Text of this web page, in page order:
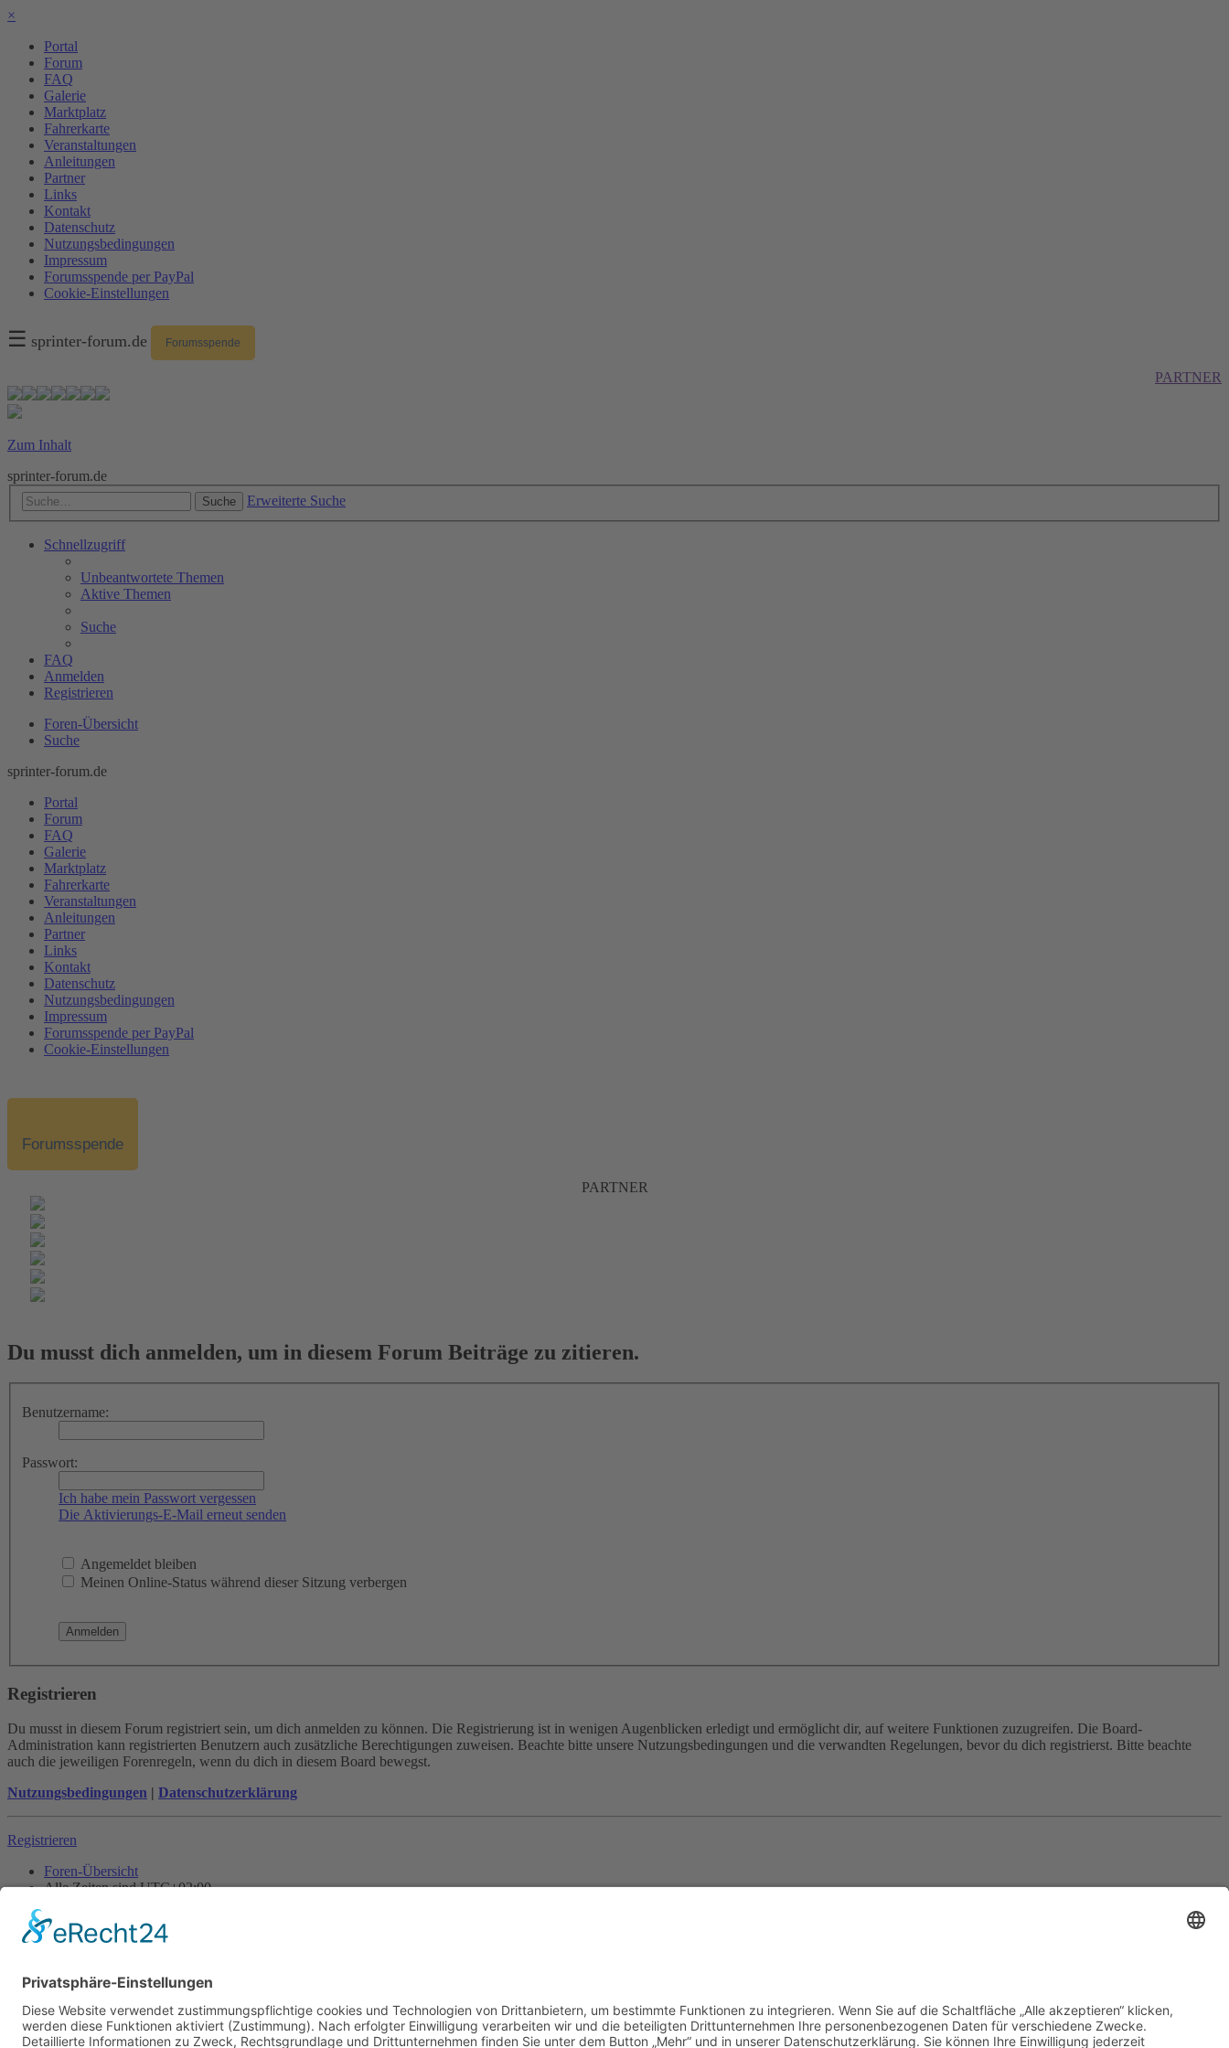
×
Portal
Forum
FAQ
Galerie
Marktplatz
Fahrerkarte
Veranstaltungen
Anleitungen
Partner
Links
Kontakt
Datenschutz
Nutzungsbedingungen
Impressum
Forumsspende per PayPal
Cookie-Einstellungen
☰ sprinter-forum.de Forumsspende
PARTNER
Zum Inhalt
sprinter-forum.de
Suche Erweiterte Suche
Schnellzugriff
Unbeantwortete Themen
Aktive Themen
Suche
FAQ
Anmelden
Registrieren
Foren-Übersicht
Suche
sprinter-forum.de
Portal
Forum
FAQ
Galerie
Marktplatz
Fahrerkarte
Veranstaltungen
Anleitungen
Partner
Links
Kontakt
Datenschutz
Nutzungsbedingungen
Impressum
Forumsspende per PayPal
Cookie-Einstellungen
Forumsspende
PARTNER
Du musst dich anmelden, um in diesem Forum Beiträge zu zitieren.
Benutzername:
Passwort:
Ich habe mein Passwort vergessen
Die Aktivierungs-E-Mail erneut senden
Angemeldet bleiben
Meinen Online-Status während dieser Sitzung verbergen
Registrieren
Du musst in diesem Forum registriert sein, um dich anmelden zu können. Die Registrierung ist in wenigen Augenblicken erledigt und ermöglicht dir, auf weitere Funktionen zuzugreifen. Die Board-
Administration kann registrierten Benutzern auch zusätzliche Berechtigungen zuweisen. Beachte bitte unsere Nutzungsbedingungen und die verwandten Regelungen, bevor du dich registrierst. Bitte beachte
auch die jeweiligen Forenregeln, wenn du dich in diesem Board bewegst.
Nutzungsbedingungen | Datenschutzerklärung
Registrieren
Foren-Übersicht
Alle Zeiten sindUTC+02:00
Powered byphpBB® Forum Software © phpBB Limited
Datenschutz |Nutzungsbedingungen